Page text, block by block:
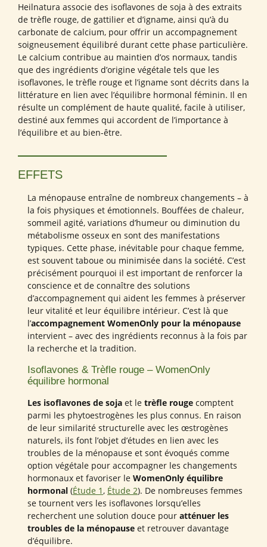
Heilnatura associe des isoflavones de soja à des extraits
de trèfle rouge, de gattilier et d’igname, ainsi qu’à du
carbonate de calcium, pour offrir un accompagnement
soigneusement équilibré durant cette phase particulière.
Le calcium contribue au maintien d’os normaux, tandis
que des ingrédients d’origine végétale tels que les
isoflavones, le trèfle rouge et l’igname sont décrits dans la
littérature en lien avec l’équilibre hormonal féminin. Il en
résulte un complément de haute qualité, facile à utiliser,
destiné aux femmes qui accordent de l’importance à
l’équilibre et au bien-être.
EFFETS
La ménopause entraîne de nombreux changements – à
la fois physiques et émotionnels. Bouffées de chaleur,
sommeil agité, variations d’humeur ou diminution du
métabolisme osseux en sont des manifestations
typiques. Cette phase, inévitable pour chaque femme,
est souvent taboue ou minimisée dans la société. C’est
précisément pourquoi il est important de renforcer la
conscience et de connaître des solutions
d’accompagnement qui aident les femmes à préserver
leur vitalité et leur équilibre intérieur. C’est là que
l’accompagnement WomenOnly pour la ménopause
intervient – avec des ingrédients reconnus à la fois par
la recherche et la tradition.
Isoflavones & Trèfle rouge – WomenOnly
équilibre hormonal
Les isoflavones de soja et le trèfle rouge comptent
parmi les phytoestrogènes les plus connus. En raison
de leur similarité structurelle avec les œstrogènes
naturels, ils font l’objet d’études en lien avec les
troubles de la ménopause et sont évoqués comme
option végétale pour accompagner les changements
hormonaux et favoriser le WomenOnly équilibre
hormonal (Étude 1 , Étude 2). De nombreuses femmes
se tournent vers les isoflavones lorsqu’elles
recherchent une solution douce pour atténuer les
troubles de la ménopause et retrouver davantage
d’équilibre.